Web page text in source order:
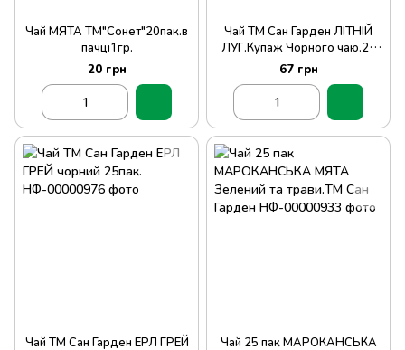
Чай МЯТА ТМ"Сонет"20пак.в
пачці1гр.
20 грн
Чай ТМ Сан Гарден ЛІТНІЙ
ЛУГ.Купаж Чорного чаю.25
пак.в пач
67 грн
Чай ТМ Сан Гарден ЕРЛ ГРЕЙ Чай 25 пак МАРОКАНСЬКА